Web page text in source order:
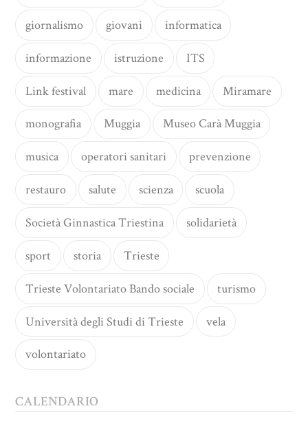
giornalismo giovani informatica
informazione istruzione ITS
Link festival mare medicina Miramare
monografia Muggia Museo Carà Muggia
musica operatori sanitari prevenzione
restauro salute scienza scuola
Società Ginnastica Triestina solidarietà
sport storia Trieste
Trieste Volontariato Bando sociale turismo
Università degli Studi di Trieste vela
volontariato
CALENDARIO